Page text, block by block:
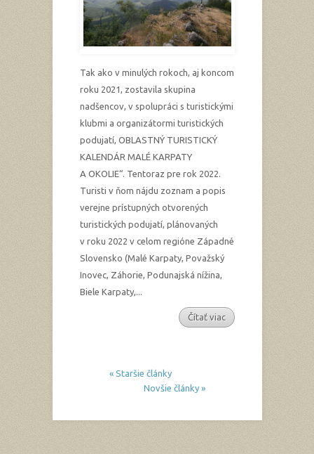
Tak ako v minulých rokoch, aj koncom
roku 2021, zostavila skupina
nadšencov, v spolupráci s turistickými
klubmi a organizátormi turistických
podujatí, OBLASTNÝ TURISTICKÝ
KALENDÁR MALÉ KARPATY
A OKOLIE“. Tentoraz pre rok 2022.
Turisti v ňom nájdu zoznam a popis
verejne prístupných otvorených
turistických podujatí, plánovaných
v roku 2022 v celom regióne Západné
Slovensko (Malé Karpaty, Považský
Inovec, Záhorie, Podunajská nížina,
Biele Karpaty,...
Čítať viac
« Staršie články
Novšie články »